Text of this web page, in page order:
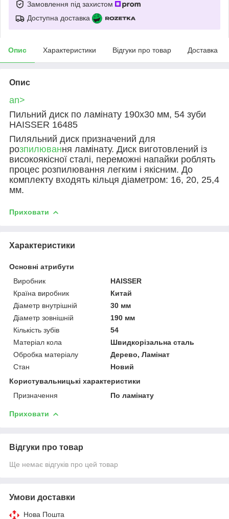
Замовлення під захистом
Доступна доставка
Опис Характеристики Відгуки про товар Доставка
Опис
an>
Пильний диск по ламінату 190х30 мм, 54 зуби
HAISSER 16485
Пиляльний диск призначений для
розпилювання ламінату. Диск виготовлений із
високоякісної сталі, переможні напайки роблять
процес розпилювання легким і якісним. До
комплекту входять кільця діаметром: 16, 20, 25,4
мм.
Приховати
Характеристики
Основні атрибути
Виробник
HAISSER
Країна виробник
Китай
Діаметр внутрішній
30 мм
Діаметр зовнішній
190 мм
Кількість зубів
54
Матеріал кола
Швидкорізальна сталь
Обробка матеріалу
Дерево, Ламінат
Стан
Новий
Користувальницькі характеристики
Призначення
По ламінату
Приховати
Відгуки про товар
Ще немає відгуків про цей товар
Умови доставки
Нова Пошта